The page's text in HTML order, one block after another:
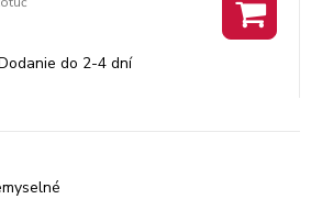
do 2-4 dní